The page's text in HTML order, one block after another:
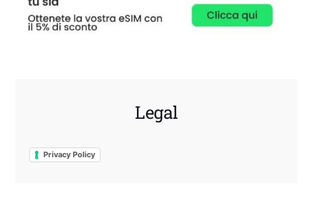
Legal
Privacy Policy